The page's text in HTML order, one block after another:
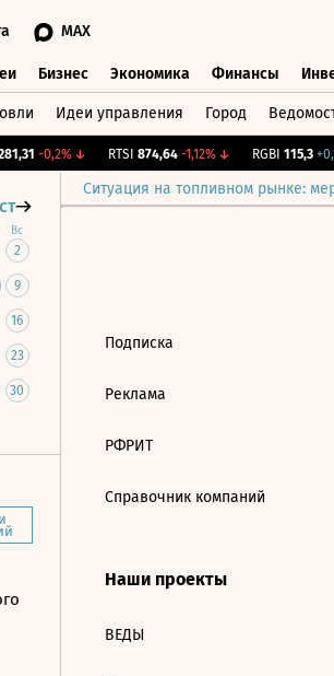
MAX
Бизнес Экономика Финансы
Идеи управления Город
-0,2%↓ RTSI 874,64 -1,12%↓ RGBI 115,3
Ситуация на топливном рынке:
Вс
2
9
16
23
30
Подписка
Реклама
РФРИТ
Справочник компаний
Наши проекты
ВЕДЫ